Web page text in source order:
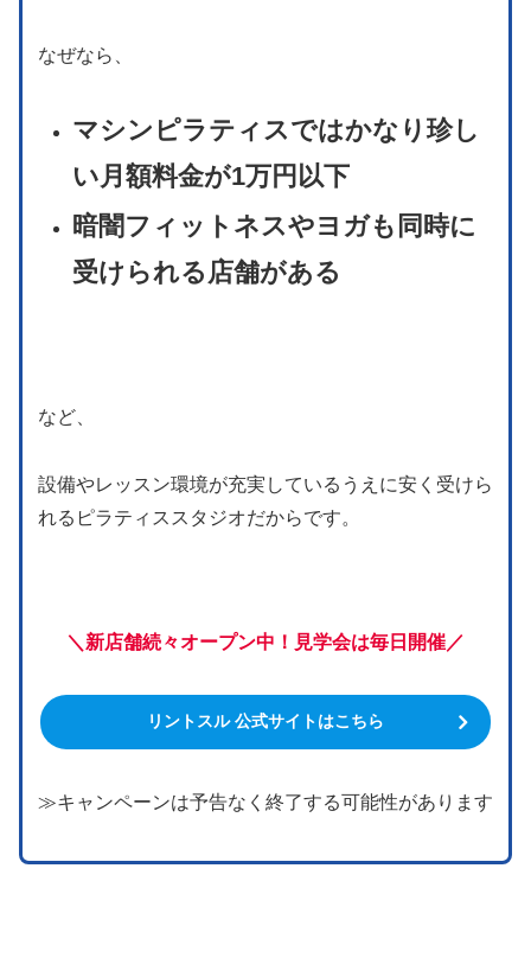
なぜなら、
マシンピラティスではかなり珍し
い月額料金が1万円以下
暗闇フィットネスやヨガも同時に
受けられる店舗がある
など、
設備やレッスン環境が充実しているうえに安く受けら
れるピラティススタジオだからです。
＼新店舗続々オープン中！見学会は毎日開催／
リントスル 公式サイトはこちら
≫キャンペーンは予告なく終了する可能性があります